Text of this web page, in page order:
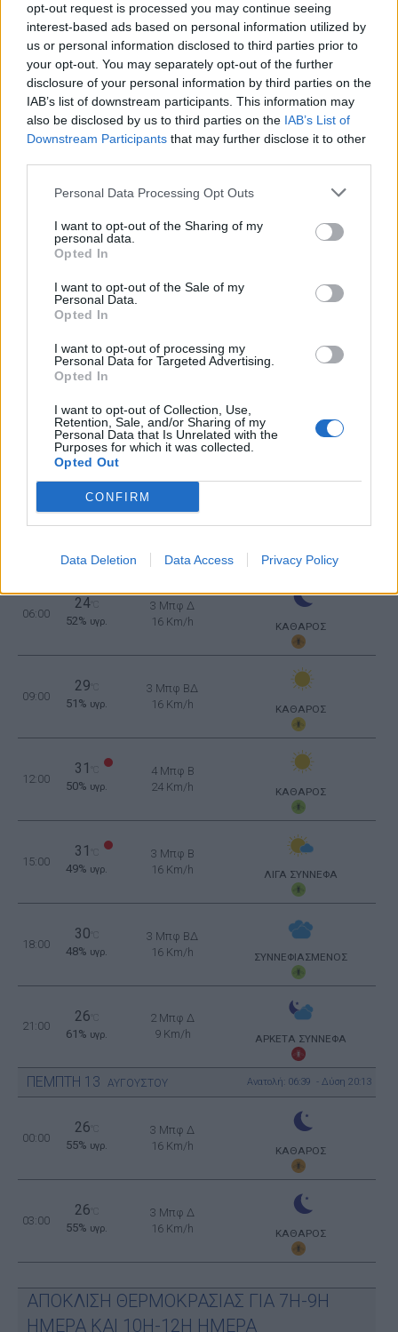
opt-out request is processed you may continue seeing
interest-based ads based on personal information utilized by
us or personal information disclosed to third parties prior to
your opt-out. You may separately opt-out of the further
disclosure of your personal information by third parties on the
IAB’s list of downstream participants. This information may
also be disclosed by us to third parties on the IAB’s List of
Downstream Participants that may further disclose it to other
Personal Data Processing Opt Outs
I want to opt-out of the Sharing of my
personal data.
Opted In
I want to opt-out of the Sale of my
Personal Data.
Opted In
I want to opt-out of processing my
Personal Data for Targeted Advertising.
Opted In
I want to opt-out of Collection, Use,
Retention, Sale, and/or Sharing of my
Personal Data that Is Unrelated with the
Purposes for which it was collected.
Opted Out
CONFIRM
Data Deletion Data Access Privacy Policy
12:00
30°C
60%υγρ.
4 Μπφ B
24 Km/h
30°C
33°C
4 Μπφ B
ΚΑΘΑΡΟΣ
31°C
67%υγρ.
16 Km/h
ΚΑΘΑΡΟΣ
26°C
54% υγρ.
3 Μπφ Δ
3 Μπφ Δ
06:00
24°C
52% υγρ.
3 Μπφ Δ
16 Km/h
ΚΑΘΑΡΟΣ
09:00
29
51% υγρ.
3 Μπφ ΒΔ
16 Km/h
ΚΑΘΑΡΟΣ
12:00
31
50% υγρ.
4 Μπφ B
24 Km/h
ΚΑΘΑΡΟΣ
15:00
31
49% υγρ.
3 Μπφ B
16 Km/h
ΛΙΓΑ ΣΥΝΝΕΦΑ
18:00
30
48% υγρ.
3 Μπφ ΒΔ
16 Km/h
ΣΥΝΝΕΦΙΑΣΜΕΝΟΣ
21:00
26
61% υγρ.
2 Μπφ Δ
9 Km/h
ΑΡΚΕΤΑ ΣΥΝΝΕΦΑ
ΠΕΜΠΤΗ 13 ΑΥΓΟΥΣΤΟΥ Ανατολή: 06:39 - Δύση 20:13
00:00
26
55% υγρ.
3 Μπφ Δ
16 Km/h
ΚΑΘΑΡΟΣ
03:00
26
55% υγρ.
3 Μπφ Δ
16 Km/h
ΚΑΘΑΡΟΣ
ΑΠΟΚΛΙΣΗ ΘΕΡΜΟΚΡΑΣΙΑΣ ΓΙΑ 7Η-9Η
ΗΜΕΡΑ ΚΑΙ 10Η-12Η ΗΜΕΡΑ